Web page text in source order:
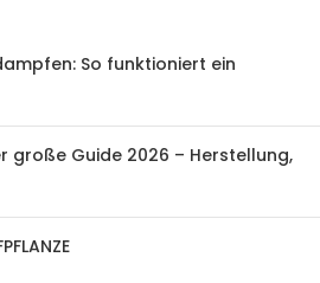
So funktioniert ein
große Guide 2026 – Herstellung,